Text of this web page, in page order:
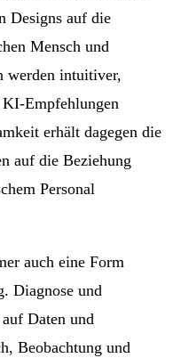
Designs auf die
Mensch und
werden intuitiver,
Empfehlungen
erhält dagegen die
auf die Beziehung
Personal
auch eine Form
Diagnose und
Daten und
Beobachtung und